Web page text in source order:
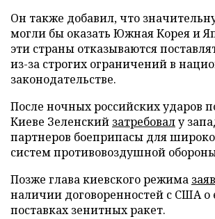
Он также добавил, что
могли бы оказать Южная Корея и
эти страны отказываются
из-за строгих ограничений в
законодательстве.
После ночных российских ударов
Киеве Зеленский затребовалу
партнеров боеприпасы для
систем противовоздушной
Позже глава киевского режима
наличии договоренностей с США
поставках зенитных ракет.